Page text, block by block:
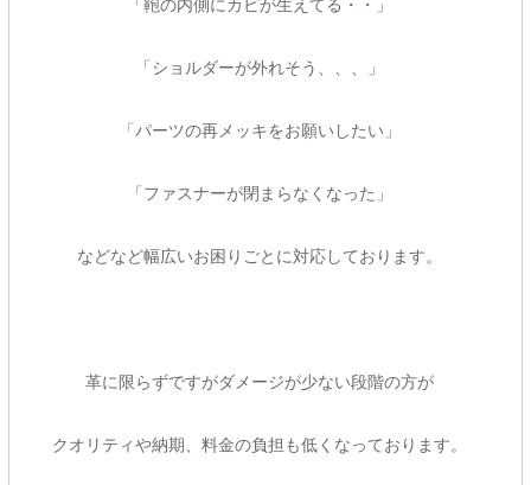
「鞄の内側にカビが生えてる・・」
「ショルダーが外れそう、、、」
「パーツの再メッキをお願いしたい」
「ファスナーが閉まらなくなった」
などなど幅広いお困りごとに対応しております。
革に限らずですがダメージが少ない段階の方が
クオリティや納期、料金の負担も低くなっております。